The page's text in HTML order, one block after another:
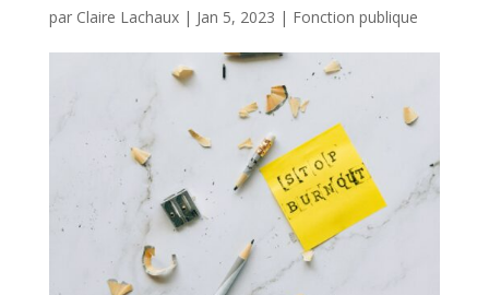
par Claire Lachaux| Jan 5, 2023 | Fonction publique